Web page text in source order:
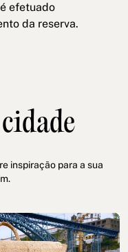
efetuado
da reserva.
inspiração para a sua